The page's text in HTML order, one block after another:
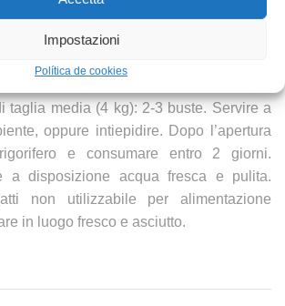
Impostazioni
Política de cookies
taglia media (4 kg): 2-3 buste. Servire a
oppure intiepidire. Dopo l’apertura
e consumare entro 2 giorni.
a disposizione acqua fresca e pulita.
non utilizzabile per alimentazione
in luogo fresco e asciutto.